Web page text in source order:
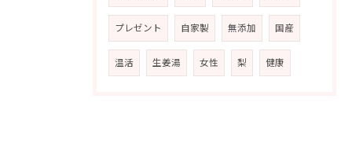
プレゼント 自家製 無添加 国産
温活 生姜湯 女性 梨 健康